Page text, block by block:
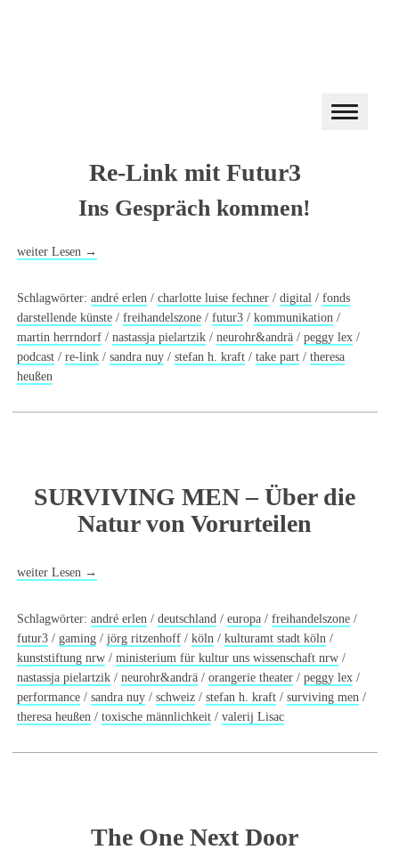
Re-Link mit Futur3
Ins Gespräch kommen!
weiter Lesen →
Schlagwörter:andré erlen /charlotte luise fechner /digital /fonds
darstellende künste /freihandelszone /futur3 /kommunikation /
martin herrndorf /nastassja pielartzik /neurohr&andrä /peggy lex /
podcast /re-link /sandra nuy /stefan h. kraft /take part /theresa
heußen
SURVIVING MEN – Über die
Natur von Vorurteilen
weiter Lesen →
Schlagwörter:andré erlen /deutschland /europa /freihandelszone /
futur3 /gaming /jörg ritzenhoff /köln /kulturamt stadt köln /
kunststiftung nrw /ministerium für kultur uns wissenschaft nrw /
nastassja pielartzik /neurohr&andrä /orangerie theater /peggy lex /
performance /sandra nuy /schweiz /stefan h. kraft /surviving men /
theresa heußen /toxische männlichkeit /valerij Lisac
The One Next Door